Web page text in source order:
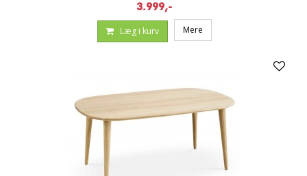
3.999,-
Læg i kurv Mere